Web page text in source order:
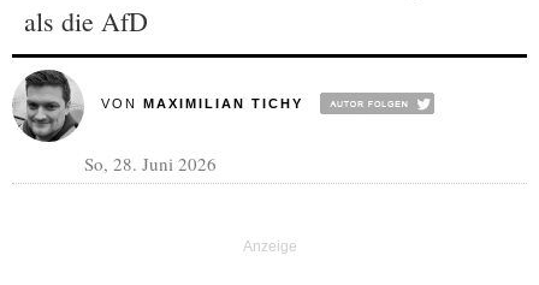
als die AfD
VON MAXIMILIAN TICHY
So, 28. Juni 2026